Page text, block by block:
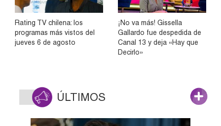
Rating TV chilena: los
programas más vistos del
jueves 6 de agosto
¡No va más! Gissella
Gallardo fue despedida de
Canal 13 y deja «Hay que
Decirlo»
ÚLTIMOS